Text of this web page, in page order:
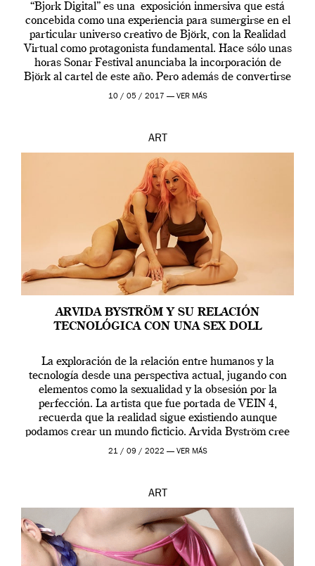
“Bjork Digital” es una exposición inmersiva que está
concebida como una experiencia para sumergirse en el
particular universo creativo de Björk, con la Realidad
Virtual como protagonista fundamental. Hace sólo unas
horas Sonar Festival anunciaba la incorporación de
Björk al cartel de este año. Pero además de convertirse
en una de las actuaciones más relevantes […]
10 / 05 / 2017 — VER MÁS
ART
ARVIDA BYSTRÖM Y SU RELACIÓN
TECNOLÓGICA CON UNA SEX DOLL
La exploración de la relación entre humanos y la
tecnología desde una perspectiva actual, jugando con
elementos como la sexualidad y la obsesión por la
perfección. La artista que fue portada de VEIN 4,
recuerda que la realidad sigue existiendo aunque
podamos crear un mundo ficticio. Arvida Byström cree
que los humanos tienen un complejo […]
21 / 09 / 2022 — VER MÁS
ART